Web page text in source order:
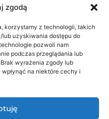
zgodą
korzystamy z technologii, takich
uzyskiwania dostępu do
pozwoli nam
podczas przeglądania lub
wyrażenia zgody lub
na niektóre cechy i